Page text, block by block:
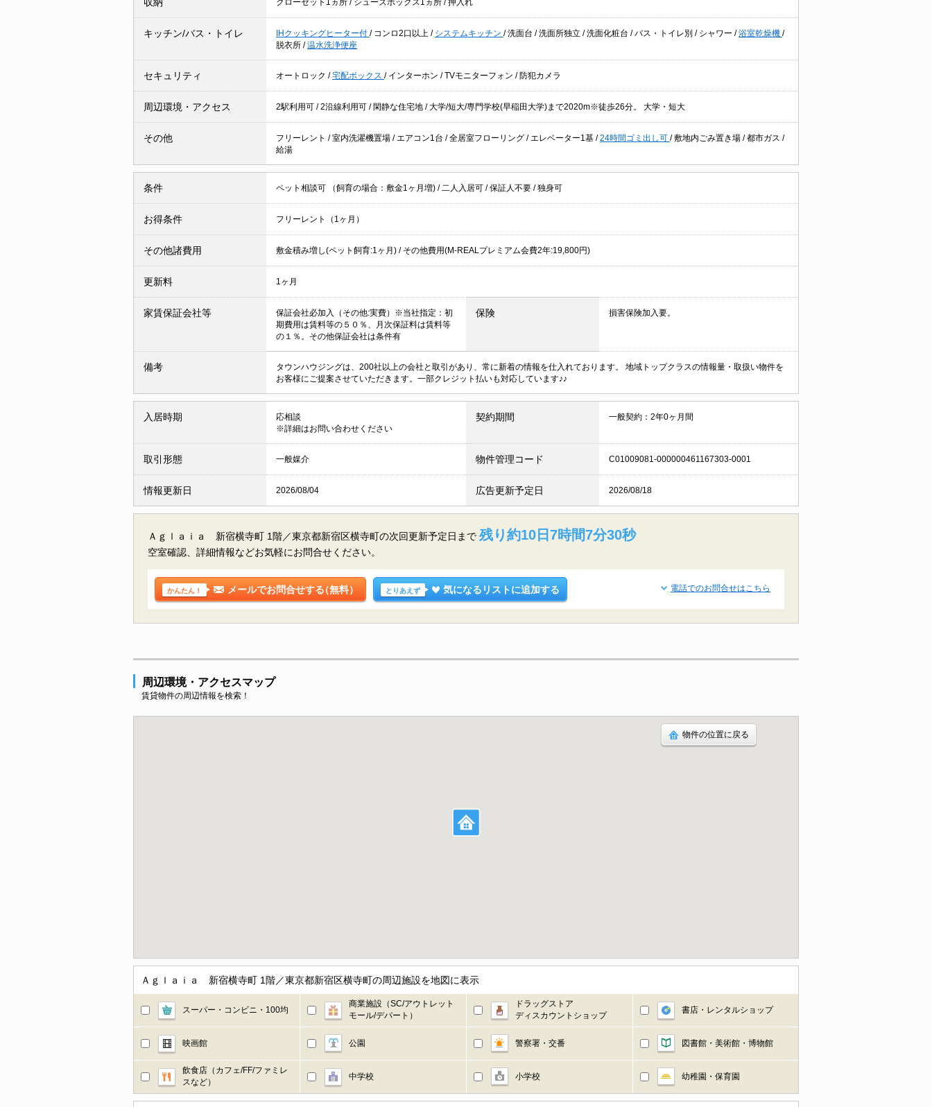
クローゼット1ヵ所 / シューズボックス1ヵ所 /押入れ
キッチン/バス・トイレ IHクッキングヒーター付 / コンロ2口以上 / システムキッチン /洗面台 /洗面所独立 /洗面化粧台 /バス・トイレ別 / シャワー /浴室乾燥機 /
脱衣所 /温水洗浄便座
セキュリティ オートロック /宅配ボックス / インターホン /TVモニターフォン / 防犯カメラ
周辺環境・アクセス 2駅利用可 /2沿線利用可 / 閑静な住宅地 / 大学/短大/専門学校(早稲田大学)まで2020m※徒歩26分。 大学・短大
その他 フリーレント /室内洗濯機置場 / エアコン1台 /全居室フローリング / エレベーター1基 /24時間ゴミ出し可 /敷地内ごみ置き場 /都市ガス /
給湯
条件 ペット相談可 （飼育の場合：敷金1ヶ月増) / 二人入居可 /保証人不要 /独身可
お得条件 フリーレント（1ヶ月）
その他諸費用 敷金積み増し(ペット飼育:1ヶ月) / その他費用(M-REALプレミアム会費2年:19,800円)
更新料 1ヶ月
家賃保証会社等
保証会社必加入（その他:実費）※当社指定：初
期費用は賃料等の５０％、月次保証料は賃料等
の１％。その他保証会社は条件有
保険 損害保険加入要。
備考
タウンハウジングは、200社以上の会社と取引があり、常に新着の情報を仕入れております。 地域トップクラスの情報量・取扱い物件を
お客様にご提案させていただきます。一部クレジット払いも対応しています♪♪
入居時期
応相談
※詳細はお問い合わせください
契約期間 一般契約：2年0ヶ月間
取引形態 一般媒介 物件管理コード C01009081-000000461167303-0001
情報更新日 2026/08/04 広告更新予定日 2026/08/18
Ａｇｌａｉａ 新宿横寺町 1階／東京都新宿区横寺町の次回更新予定日まで 残り約10日7時間7分29秒
空室確認、詳細情報などお気軽にお問合せください。
かんたん！ メールでお問合せする（無料） とりあえず 気になるリストに追加する 電話でのお問合せはこちら
周辺環境・アクセスマップ
賃貸物件の周辺情報を検索！
物件の位置に戻る
Ａｇｌａｉａ 新宿横寺町 1階／東京都新宿区横寺町の周辺施設を地図に表示
スーパー・コンビニ・100均
商業施設（SC/アウトレット
モール/デパート）
ドラッグストア
ディスカウントショップ
書店・レンタルショップ
映画館 公園 警察署・交番 図書館・美術館・博物館
飲食店（カフェ/FF/ファミレ
スなど）
中学校 小学校 幼稚園・保育園